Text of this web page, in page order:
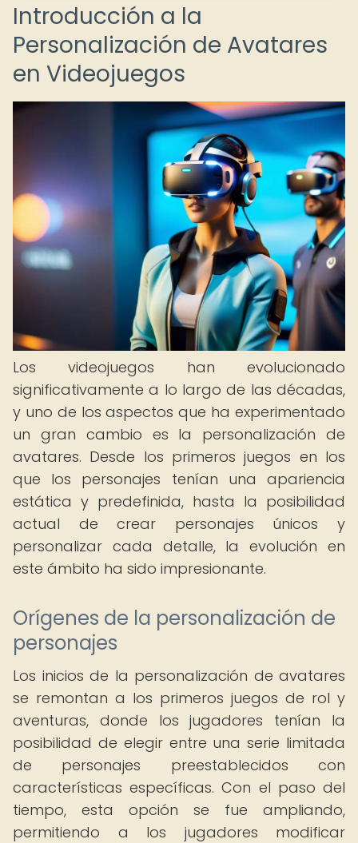
Introducción a la
Personalización de Avatares
en Videojuegos
Los videojuegos han evolucionado
significativamente a lo largo de las décadas,
y uno de los aspectos que ha experimentado
un gran cambio es la personalización de
avatares. Desde los primeros juegos en los
que los personajes tenían una apariencia
estática y predefinida, hasta la posibilidad
actual de crear personajes únicos y
personalizar cada detalle, la evolución en
este ámbito ha sido impresionante.
Orígenes de la personalización de
personajes
Los inicios de la personalización de avatares
se remontan a los primeros juegos de rol y
aventuras, donde los jugadores tenían la
posibilidad de elegir entre una serie limitada
de personajes preestablecidos con
características específicas. Con el paso del
tiempo, esta opción se fue ampliando,
permitiendo a los jugadores modificar